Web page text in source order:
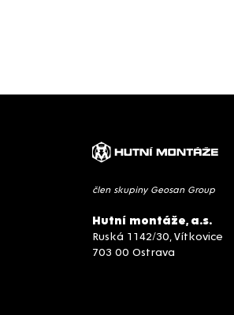
člen skupiny Geosan Group
Hutní montáže, a.s.
Ruská 1142/30, Vítkovice
703 00 Ostrava